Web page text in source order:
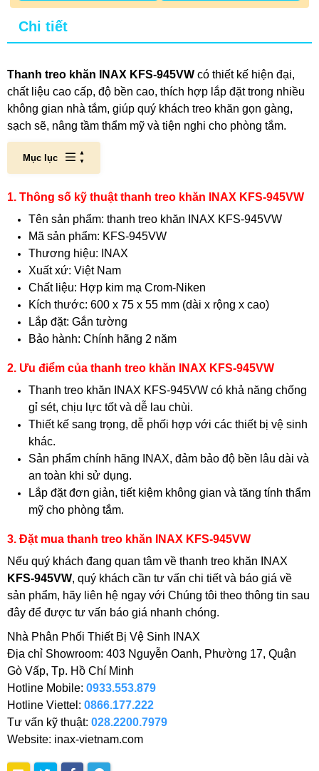
Chi tiết
Thanh treo khăn INAX KFS-945VW có thiết kế hiện đại,
chất liệu cao cấp, độ bền cao, thích hợp lắp đặt trong nhiều
không gian nhà tắm, giúp quý khách treo khăn gọn gàng,
sạch sẽ, nâng tầm thẩm mỹ và tiện nghi cho phòng tắm.
Mục lục
1. Thông số kỹ thuật thanh treo khăn INAX KFS-945VW
Tên sản phẩm: thanh treo khăn INAX KFS-945VW
Mã sản phẩm: KFS-945VW
Thương hiệu: INAX
Xuất xứ: Việt Nam
Chất liệu: Hợp kim mạ Crom-Niken
Kích thước: 600 x 75 x 55 mm (dài x rộng x cao)
Lắp đặt: Gắn tường
Bảo hành: Chính hãng 2 năm
2. Ưu điểm của thanh treo khăn INAX KFS-945VW
Thanh treo khăn INAX KFS-945VW có khả năng chống
gỉ sét, chịu lực tốt và dễ lau chùi.
Thiết kế sang trọng, dễ phối hợp với các thiết bị vệ sinh
khác.
Sản phẩm chính hãng INAX, đảm bảo độ bền lâu dài và
an toàn khi sử dụng.
Lắp đặt đơn giản, tiết kiệm không gian và tăng tính thẩm
mỹ cho phòng tắm.
3. Đặt mua thanh treo khăn INAX KFS-945VW
Nếu quý khách đang quan tâm về thanh treo khăn INAX
KFS-945VW, quý khách cần tư vấn chi tiết và báo giá về
sản phẩm, hãy liên hệ ngay với Chúng tôi theo thông tin sau
đây để được tư vấn báo giá nhanh chóng.
Nhà Phân Phối Thiết Bị Vệ Sinh INAX
Địa chỉ Showroom: 403 Nguyễn Oanh, Phường 17, Quận
Gò Vấp, Tp. Hồ Chí Minh
Hotline Mobile: 0933.553.879
Hotline Viettel: 0866.177.222
Tư vấn kỹ thuật: 028.2200.7979
Website: inax-vietnam.com